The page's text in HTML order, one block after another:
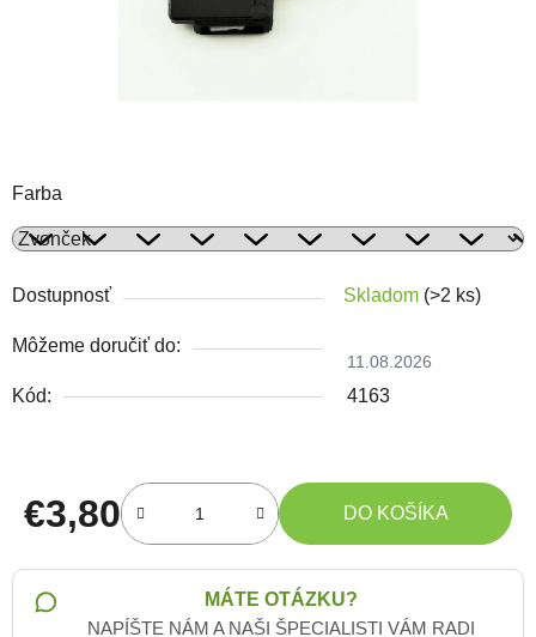
Farba
Dostupnosť Skladom (>2 ks)
Môžeme doručiť do:
11.08.2026
Kód: 4163
€3,80
Jednotková cena:
DO KOŠÍKA
MÁTE OTÁZKU?
NAPÍŠTE NÁM A NAŠI ŠPECIALISTI VÁM RADI